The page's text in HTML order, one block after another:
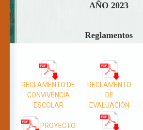
AÑO 2023
Reglamentos
REGLAMENTO DE
CONVIVENCIA
ESCOLAR
REGLAMENTO
DE
EVALUACIÓN
PROYECTO